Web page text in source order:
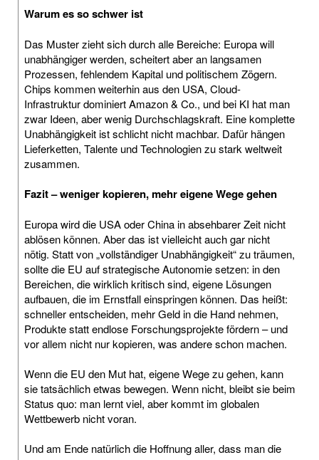
Warum es so schwer ist
Das Muster zieht sich durch alle Bereiche: Europa will
unabhängiger werden, scheitert aber an langsamen
Prozessen, fehlendem Kapital und politischem Zögern.
Chips kommen weiterhin aus den USA, Cloud-
Infrastruktur dominiert Amazon & Co., und bei KI hat man
zwar Ideen, aber wenig Durchschlagskraft. Eine komplette
Unabhängigkeit ist schlicht nicht machbar. Dafür hängen
Lieferketten, Talente und Technologien zu stark weltweit
zusammen.
Fazit – weniger kopieren, mehr eigene Wege gehen
Europa wird die USA oder China in absehbarer Zeit nicht
ablösen können. Aber das ist vielleicht auch gar nicht
nötig. Statt von „vollständiger Unabhängigkeit“ zu träumen,
sollte die EU auf strategische Autonomie setzen: in den
Bereichen, die wirklich kritisch sind, eigene Lösungen
aufbauen, die im Ernstfall einspringen können. Das heißt:
schneller entscheiden, mehr Geld in die Hand nehmen,
Produkte statt endlose Forschungsprojekte fördern – und
vor allem nicht nur kopieren, was andere schon machen.
Wenn die EU den Mut hat, eigene Wege zu gehen, kann
sie tatsächlich etwas bewegen. Wenn nicht, bleibt sie beim
Status quo: man lernt viel, aber kommt im globalen
Wettbewerb nicht voran.
Und am Ende natürlich die Hoffnung aller, dass man die